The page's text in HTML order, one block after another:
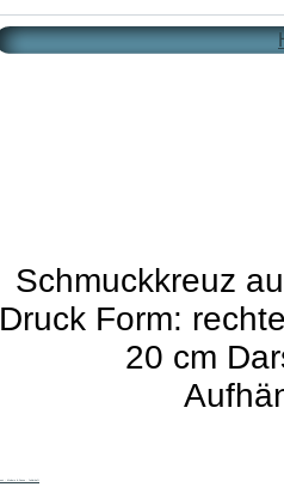
Schmuckkreuz
Druck Form:
20 cm